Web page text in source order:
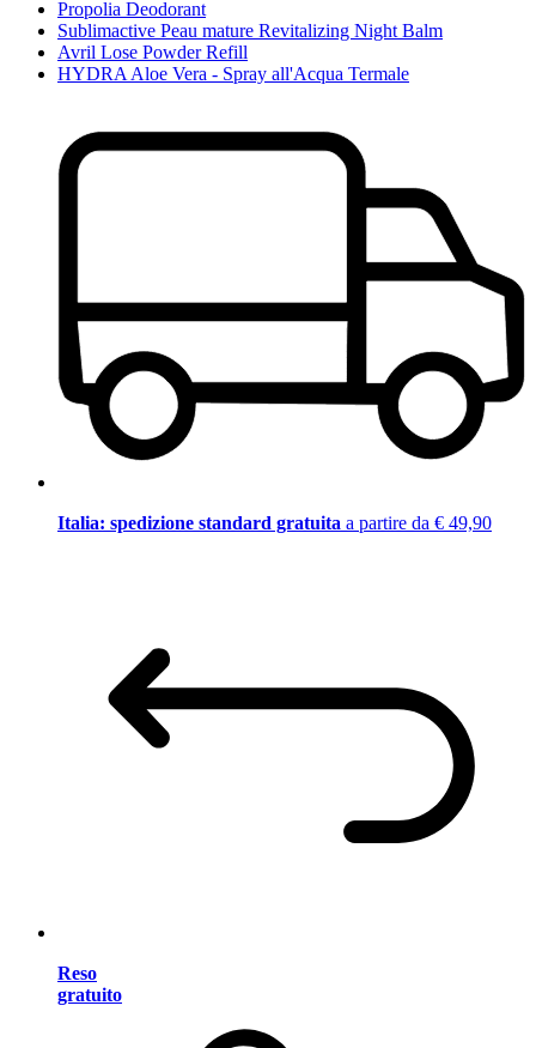
Propolia Deodorant
Sublimactive Peau mature Revitalizing Night Balm
Avril Lose Powder Refill
HYDRA Aloe Vera - Spray all'Acqua Termale
Italia: spedizione standard gratuita a partire da € 49,90
Reso
gratuito